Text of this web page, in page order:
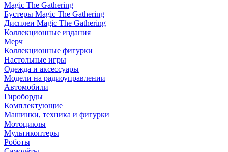
Magic The Gathering
Бустеры Magic The Gathering
Дисплеи Magic The Gathering
Коллекционные издания
Мерч
Коллекционные фигурки
Настольные игры
Одежда и аксессуары
Модели на радиоуправлении
Автомобили
Гироборды
Комплектующие
Машинки, техника и фигурки
Мотоциклы
Мультикоптеры
Роботы